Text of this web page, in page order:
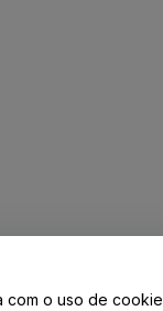
com o uso de